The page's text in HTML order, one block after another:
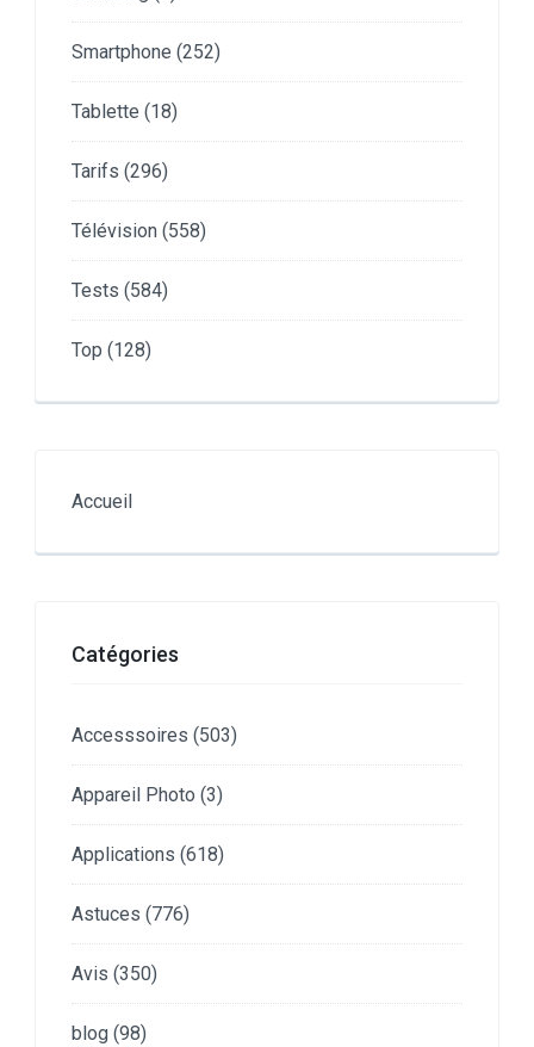
Smartphone (252)
Tablette (18)
Tarifs (296)
Télévision (558)
Tests (584)
Top (128)
Accueil
Catégories
Accesssoires (503)
Appareil Photo (3)
Applications (618)
Astuces (776)
Avis (350)
blog (98)